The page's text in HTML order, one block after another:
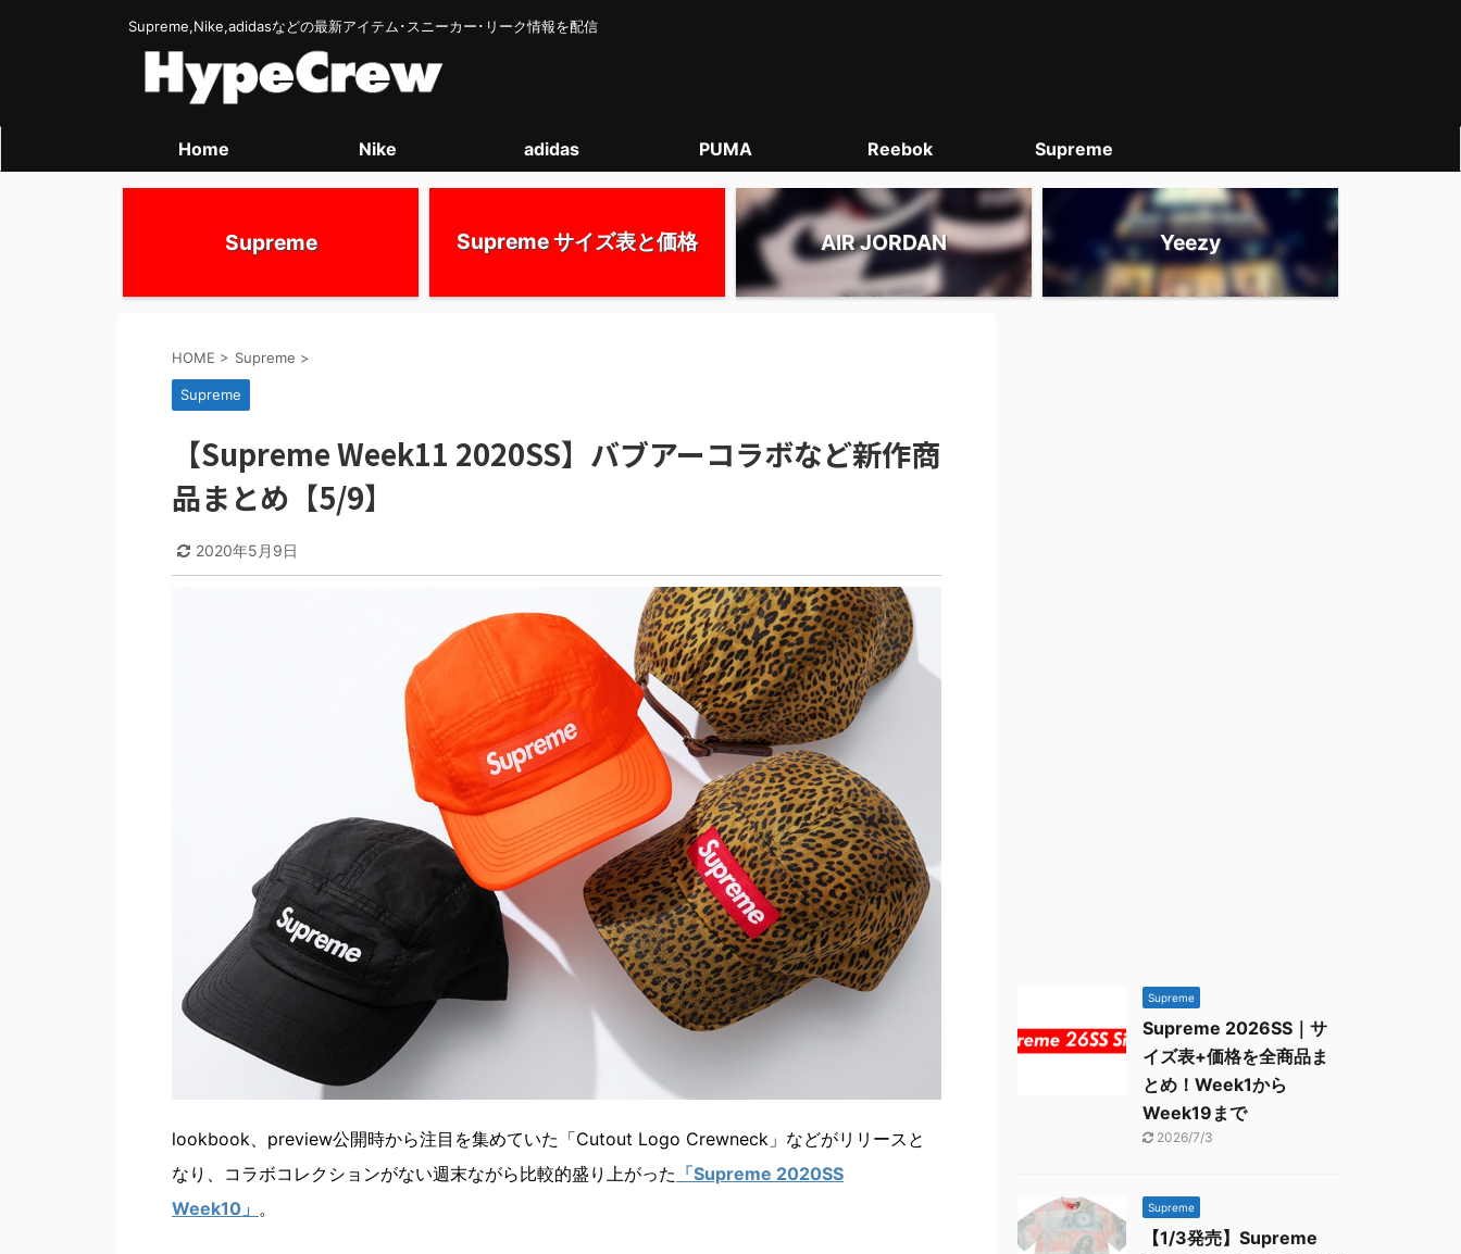
Supreme,Nike,adidasなどの最新アイテム･スニーカー･リーク情報を配信
Home Nike adidas PUMA Reebok Supreme
Supreme Supreme サイズ表と価格 AIR JORDAN Yeezy
HOME > Supreme >
Supreme
【Supreme Week11 2020SS】バブアーコラボなど新作商
品まとめ【5/9】
2020年5月9日
lookbook、preview公開時から注目を集めていた「Cutout Logo Crewneck」などがリリースと
なり、コラボコレクションがない週末ながら比較的盛り上がった 「Supreme 2020SS
Week10」 。
Supreme
Supreme 2026SS｜サ
イズ表+価格を全商品ま
とめ！Week1から
Week19まで
2026/7/3
Supreme
【1/3発売】Supreme